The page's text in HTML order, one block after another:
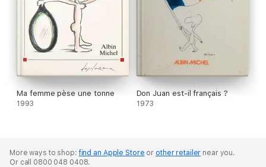
Ma femme pèse une tonne
1993
Don Juan est-il français ?
1973
More ways to shop:find an Apple Store or other retailer near you.
Or call 0800 048 0408.